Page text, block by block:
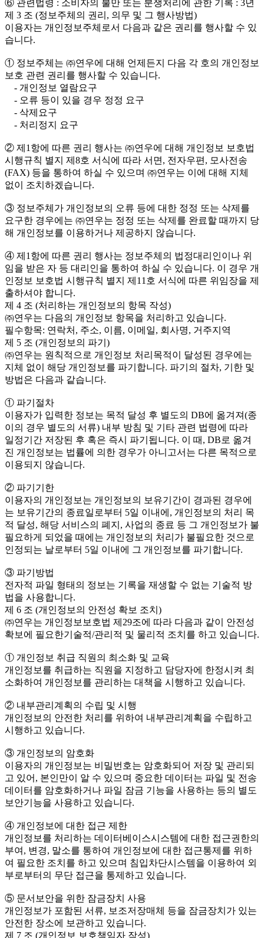
⑥ 관련법령 : 소비자의 불만 또는 분쟁처리에 관한 기록 : 3년
제 3 조 (정보주체의 권리, 의무 및 그 행사방법)
이용자는 개인정보주체로서 다음과 같은 권리를 행사할 수 있
습니다.
① 정보주체는 ㈜연우에 대해 언제든지 다음 각 호의 개인정보
보호 관련 권리를 행사할 수 있습니다.
- 개인정보 열람요구
- 오류 등이 있을 경우 정정 요구
- 삭제요구
- 처리정지 요구
② 제1항에 따른 권리 행사는 ㈜연우에 대해 개인정보 보호법
시행규칙 별지 제8호 서식에 따라 서면, 전자우편, 모사전송
(FAX) 등을 통하여 하실 수 있으며 ㈜연우는 이에 대해 지체
없이 조치하겠습니다.
③ 정보주체가 개인정보의 오류 등에 대한 정정 또는 삭제를
요구한 경우에는 ㈜연우는 정정 또는 삭제를 완료할 때까지 당
해 개인정보를 이용하거나 제공하지 않습니다.
④ 제1항에 따른 권리 행사는 정보주체의 법정대리인이나 위
임을 받은 자 등 대리인을 통하여 하실 수 있습니다. 이 경우 개
인정보 보호법 시행규칙 별지 제11호 서식에 따른 위임장을 제
출하셔야 합니다.
제 4 조 (처리하는 개인정보의 항목 작성)
㈜연우는 다음의 개인정보 항목을 처리하고 있습니다.
필수항목: 연락처, 주소, 이름, 이메일, 회사명, 거주지역
제 5 조 (개인정보의 파기)
㈜연우는 원칙적으로 개인정보 처리목적이 달성된 경우에는
지체 없이 해당 개인정보를 파기합니다. 파기의 절차, 기한 및
방법은 다음과 같습니다.
① 파기절차
이용자가 입력한 정보는 목적 달성 후 별도의 DB에 옮겨져(종
이의 경우 별도의 서류) 내부 방침 및 기타 관련 법령에 따라
일정기간 저장된 후 혹은 즉시 파기됩니다. 이 때, DB로 옮겨
진 개인정보는 법률에 의한 경우가 아니고서는 다른 목적으로
이용되지 않습니다.
② 파기기한
이용자의 개인정보는 개인정보의 보유기간이 경과된 경우에
는 보유기간의 종료일로부터 5일 이내에, 개인정보의 처리 목
적 달성, 해당 서비스의 폐지, 사업의 종료 등 그 개인정보가 불
필요하게 되었을 때에는 개인정보의 처리가 불필요한 것으로
인정되는 날로부터 5일 이내에 그 개인정보를 파기합니다.
③ 파기방법
전자적 파일 형태의 정보는 기록을 재생할 수 없는 기술적 방
법을 사용합니다.
제 6 조 (개인정보의 안전성 확보 조치)
㈜연우는 개인정보보호법 제29조에 따라 다음과 같이 안전성
확보에 필요한기술적/관리적 및 물리적 조치를 하고 있습니다.
① 개인정보 취급 직원의 최소화 및 교육
개인정보를 취급하는 직원을 지정하고 담당자에 한정시켜 최
소화하여 개인정보를 관리하는 대책을 시행하고 있습니다.
② 내부관리계획의 수립 및 시행
개인정보의 안전한 처리를 위하여 내부관리계획을 수립하고
시행하고 있습니다.
③ 개인정보의 암호화
이용자의 개인정보는 비밀번호는 암호화되어 저장 및 관리되
고 있어, 본인만이 알 수 있으며 중요한 데이터는 파일 및 전송
데이터를 암호화하거나 파일 잠금 기능을 사용하는 등의 별도
보안기능을 사용하고 있습니다.
④ 개인정보에 대한 접근 제한
개인정보를 처리하는 데이터베이스시스템에 대한 접근권한의
부여, 변경, 말소를 통하여 개인정보에 대한 접근통제를 위하
여 필요한 조치를 하고 있으며 침입차단시스템을 이용하여 외
부로부터의 무단 접근을 통제하고 있습니다.
⑤ 문서보안을 위한 잠금장치 사용
개인정보가 포함된 서류, 보조저장매체 등을 잠금장치가 있는
안전한 장소에 보관하고 있습니다.
제 7 조 (개인정보 보호책임자 작성)